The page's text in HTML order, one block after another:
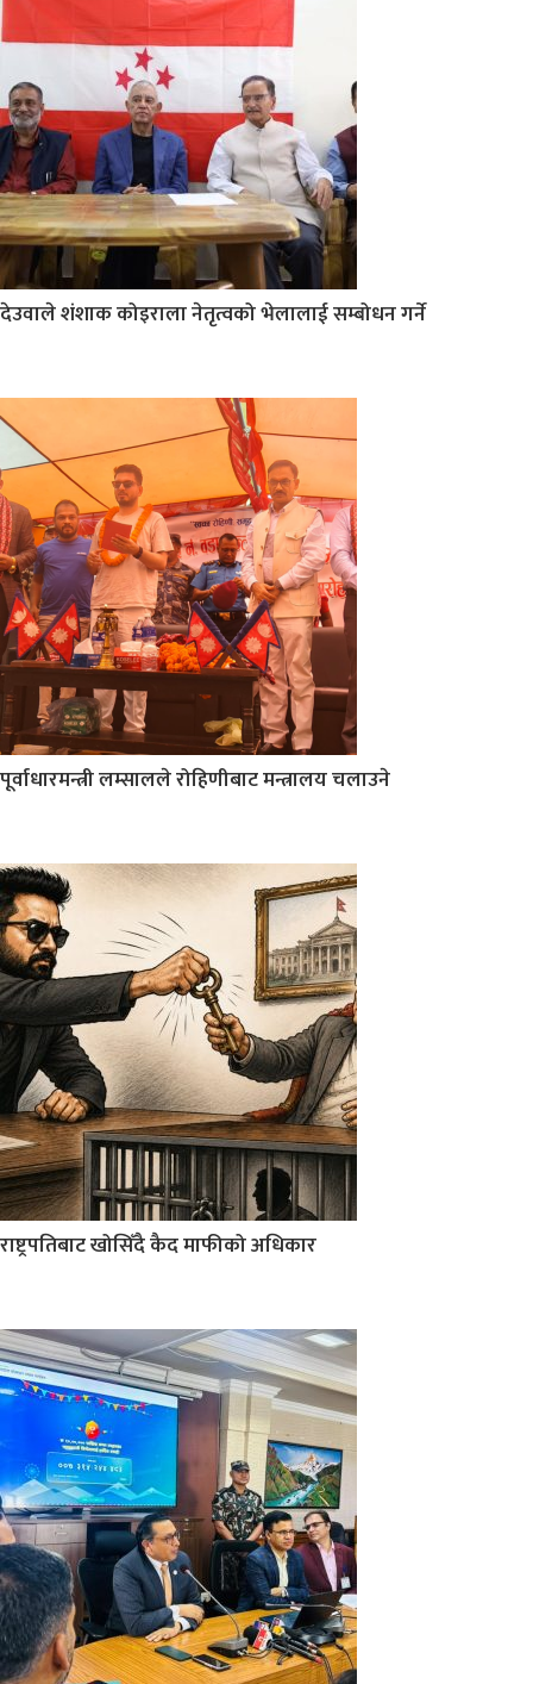
देउवाले शंशाक कोइराला नेतृत्वको भेलालाई सम्बोधन गर्ने
पूर्वाधारमन्त्री लम्सालले रोहिणीबाट मन्त्रालय चलाउने
राष्ट्रपतिबाट खोसिँदै कैद माफीको अधिकार